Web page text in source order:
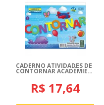
CADERNO ATIVIDADES DE
CONTORNAR ACADÉMIE...
R$ 17,64